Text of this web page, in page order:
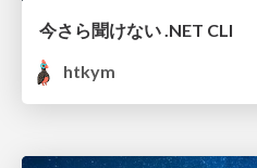
今さら聞けない .NET CLI
htkym